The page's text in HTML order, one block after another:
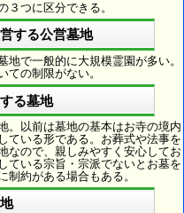
３つに区分できる。
する公営墓地
で一般的に大規模霊園が多い。
ての制限がない。
る墓地
。以前は墓地の基本はお寺の境内
ている形である。お葬式や法事を
なので、親しみやすく安心してお
ている宗旨・宗派でないとお墓を
約がある場合もある。